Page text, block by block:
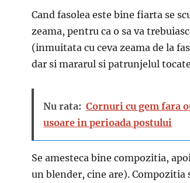
Cand fasolea este bine fiarta se
zeama, pentru ca o sa va
(inmuitata cu ceva zeama de la
dar si mararul si patrunjelul
Nu rata: Cornuri cu gem fara
usoare in perioada postului
Se amesteca bine compozitia,
un blender, cine are). Compozitia